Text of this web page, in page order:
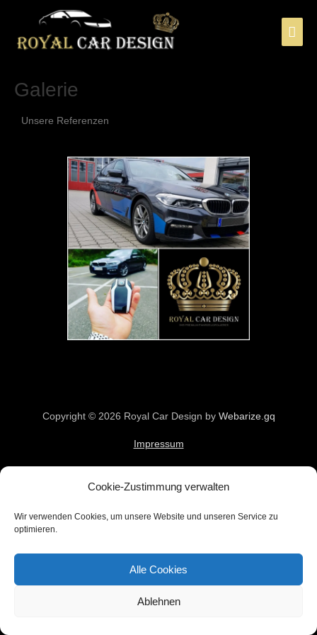
Cookie-Zustimmung verwalten
Wir verwenden Cookies, um unsere Website und unseren Service zu
optimieren.
Alle Cookies
Ablehnen
Galerie
Unsere Referenzen
Copyright © 2026 Royal Car Design by Webarize.gq
Impressum